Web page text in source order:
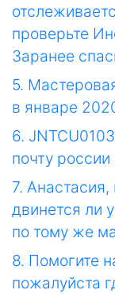
проверьте
Заранее
5.
в январе
6.
почту россии
7.
двинется ли
по тому же
8. Помогите
пожалуйста